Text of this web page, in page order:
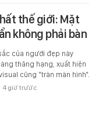
thế giới: Mặt
không phải bàn
của người đẹp này
thăng hạng, xuất hiện
cũng "tràn màn hình".
4 giờ trước